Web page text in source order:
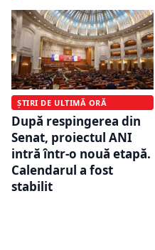
ȘTIRI DE ULTIMĂ ORĂ
După respingerea din
Senat, proiectul ANI
intră într-o nouă etapă.
Calendarul a fost
stabilit